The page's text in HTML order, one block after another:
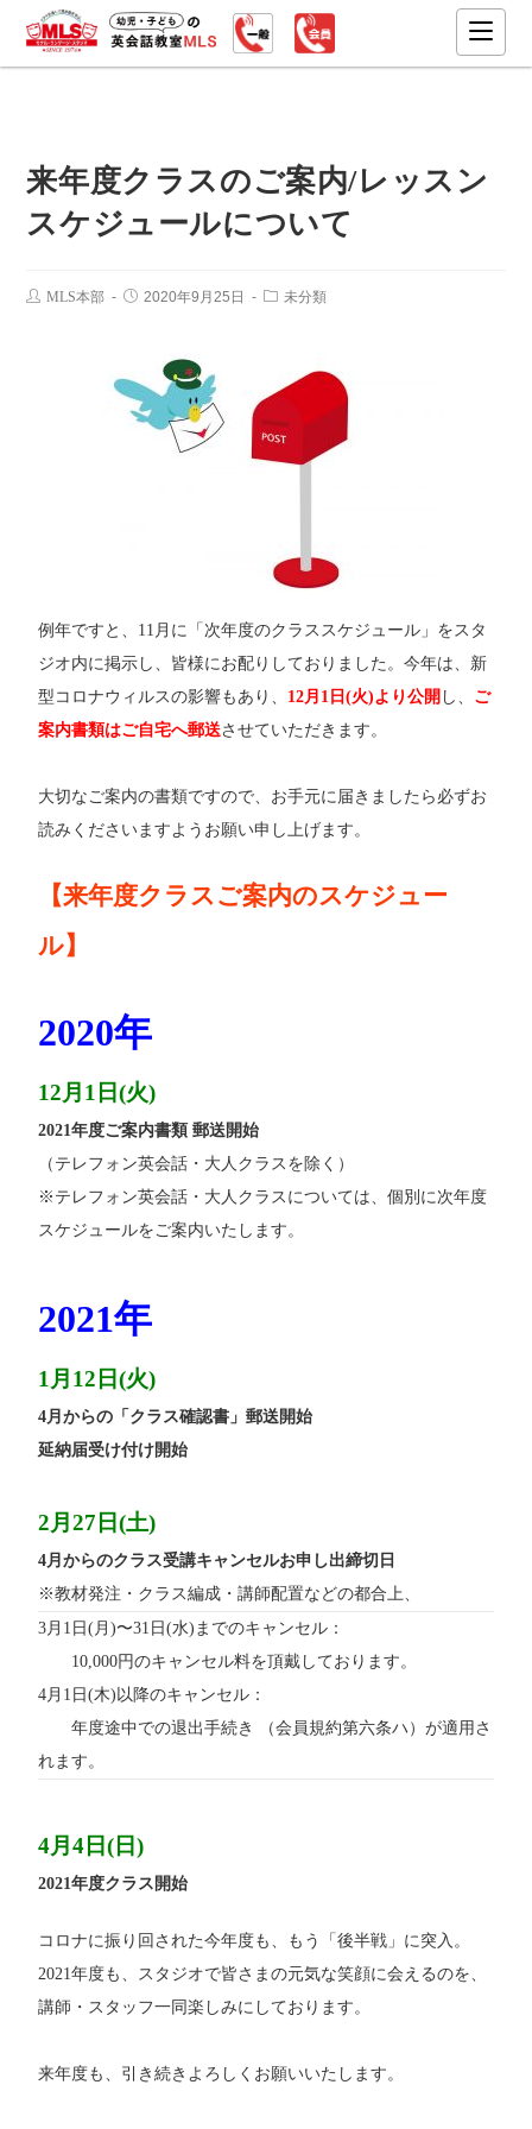
来年度クラスのご案内/レッスン
スケジュールについて
MLS本部 2020年9月25日 未分類
例年ですと、11月に「次年度のクラススケジュール」をスタ
ジオ内に掲示し、皆様にお配りしておりました。今年は、新
型コロナウィルスの影響もあり、 12月1日(火)より公開 し、 ご
案内書類はご自宅へ郵送させていただきます。
大切なご案内の書類ですので、お手元に届きましたら必ずお
読みくださいますようお願い申し上げます。
【来年度クラスご案内のスケジュー
ル】
2020年
12月1日(火)
2021年度ご案内書類 郵送開始
（テレフォン英会話・大人クラスを除く）
※テレフォン英会話・大人クラスについては、個別に次年度
スケジュールをご案内いたします。
2021年
1月12日(火)
4月からの「クラス確認書」郵送開始
延納届受け付け開始
2月27日(土)
4月からのクラス受講キャンセルお申し出締切日
※教材発注・クラス編成・講師配置などの都合上、
3月1日(月)〜31日(水)までのキャンセル：
10,000円のキャンセル料を頂戴しております。
4月1日(木)以降のキャンセル：
年度途中での退出手続き （会員規約第六条ハ）が適用さ
れます。
4月4日(日)
2021年度クラス開始
コロナに振り回された今年度も、もう「後半戦」に突入。
2021年度も、スタジオで皆さまの元気な笑顔に会えるのを、
講師・スタッフ一同楽しみにしております。
来年度も、引き続きよろしくお願いいたします。